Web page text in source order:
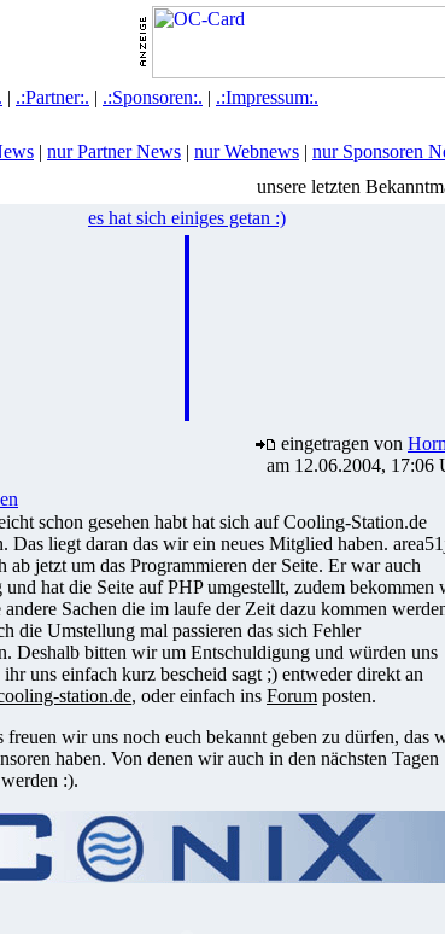
| .:Partner:. | .:Sponsoren:. | .:Impressum:.
| nur Partner News | nur Webnews | nur Sponsoren
unsere letzten
es hat sich einiges getan :)
eingetragen von
am 12.06.2004, 17:06
schon gesehen habt hat sich auf Cooling-Station.de
Das liegt daran das wir ein neues Mitglied haben.
ab jetzt um das Programmieren der Seite. Er war auch
hat die Seite auf PHP umgestellt, zudem bekommen
andere Sachen die im laufe der Zeit dazu kommen
die Umstellung mal passieren das sich Fehler
Deshalb bitten wir um Entschuldigung und würden uns
uns einfach kurz bescheid sagt ;) entweder direkt an
station.de, oder einfach ins Forum posten.
freuen wir uns noch euch bekannt geben zu dürfen, das
haben. Von denen wir auch in den nächsten Tagen
:).